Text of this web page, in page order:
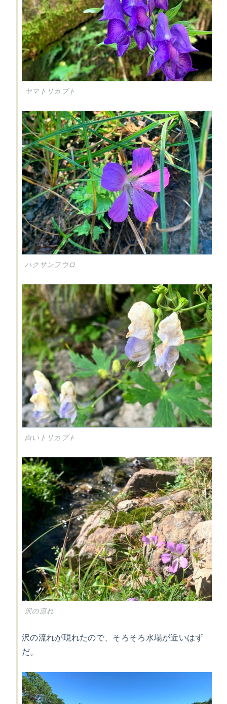
ヤマトリカブト
ハクサンフウロ
白いトリカブト
沢の流れ
沢の流れが現れたので、そろそろ水場が近いはず
だ。